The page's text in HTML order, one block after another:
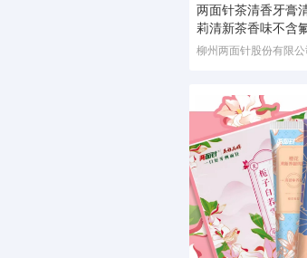
两面针茶清香牙膏
莉清新茶香味不含
柳州两面针股份有限公